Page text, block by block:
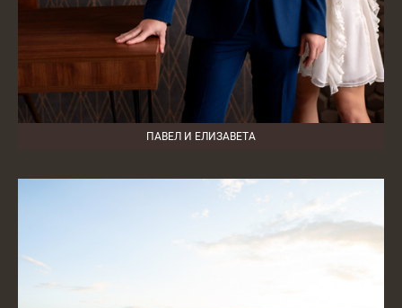
ПАВЕЛ И ЕЛИЗАВЕТА